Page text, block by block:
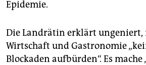
Epidemie.
Die Landrätin erklärt ungeniert,
Wirtschaft und Gastronomie
Blockaden aufbürden“. Es mache